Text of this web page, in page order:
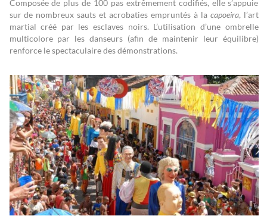
Composée de plus de 100 pas extrêmement codifiés, elle s’appuie
sur de nombreux sauts et acrobaties empruntés à la capoeira, l’art
martial créé par les esclaves noirs. L’utilisation d’une ombrelle
multicolore par les danseurs (afin de maintenir leur équilibre)
renforce le spectaculaire des démonstrations.